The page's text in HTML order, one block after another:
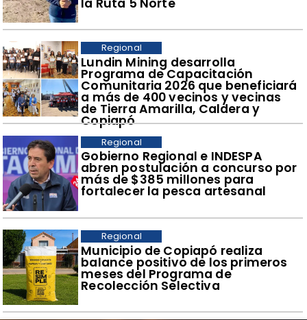
​Lundin Mining desarrolla
Programa de Capacitación
Comunitaria 2026 que beneficiará
a más de 400 vecinos y vecinas
de Tierra Amarilla, Caldera y
Copiapó
Regional
​Gobierno Regional e INDESPA
abren postulación a concurso por
más de $385 millones para
fortalecer la pesca artesanal
Regional
​Municipio de Copiapó realiza
balance positivo de los primeros
meses del Programa de
Recolección Selectiva
Regional